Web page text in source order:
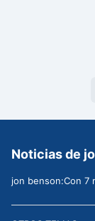
Noticias de
jon benson:Con 7